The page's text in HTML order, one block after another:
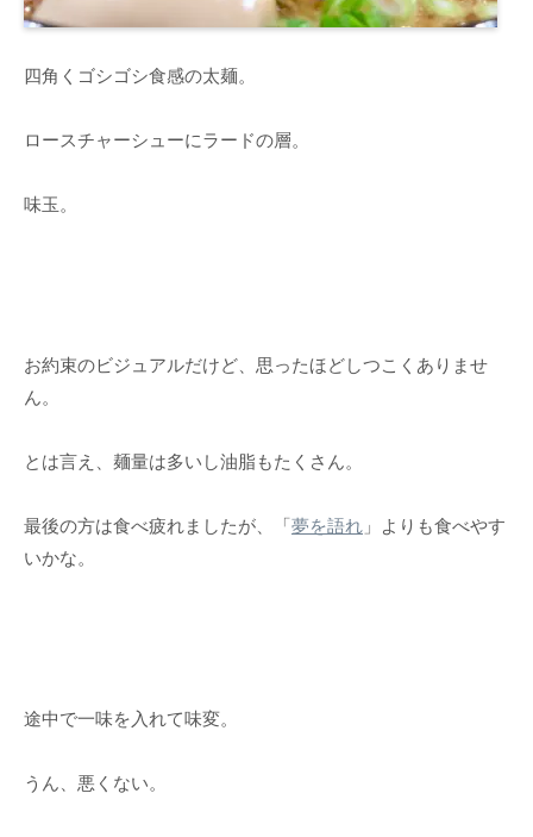
四角くゴシゴシ食感の太麺。
ロースチャーシューにラードの層。
味玉。
お約束のビジュアルだけど、思ったほどしつこくありませ
ん。
とは言え、麺量は多いし油脂もたくさん。
最後の方は食べ疲れましたが、「夢を語れ 」よりも食べやす
いかな。
途中で一味を入れて味変。
うん、悪くない。